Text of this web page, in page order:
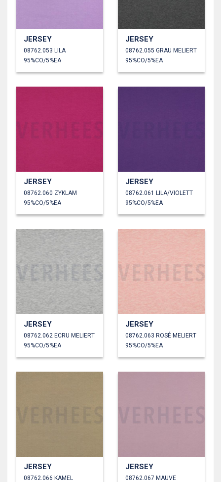
JERSEY
08762.053 LILA
95%CO/5%EA
JERSEY
08762.055 GRAU MELIERT
95%CO/5%EA
JERSEY
08762.060 ZYKLAM
95%CO/5%EA
JERSEY
08762.061 LILA/VIOLETT
95%CO/5%EA
JERSEY
08762.062 ECRU MELIERT
95%CO/5%EA
JERSEY
08762.063 ROSÉ MELIERT
95%CO/5%EA
JERSEY
08762.066 KAMEL
JERSEY
08762.067 MAUVE